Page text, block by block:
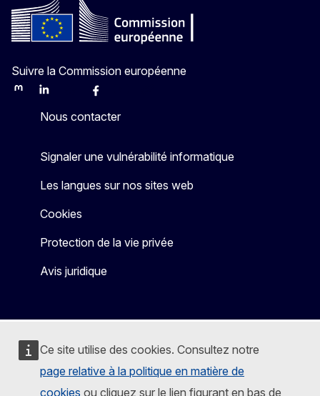
Ce site utilise des cookies. Consultez notre
page relative à la politique en matière de
cookies ou cliquez sur le lien figurant en bas de
Suivre la Commission européenne
MastodonLinkedInBlueskyFacebook
Nous contacter
Signaler une vulnérabilité informatique
Les langues sur nos sites web
Cookies
Protection de la vie privée
Avis juridique